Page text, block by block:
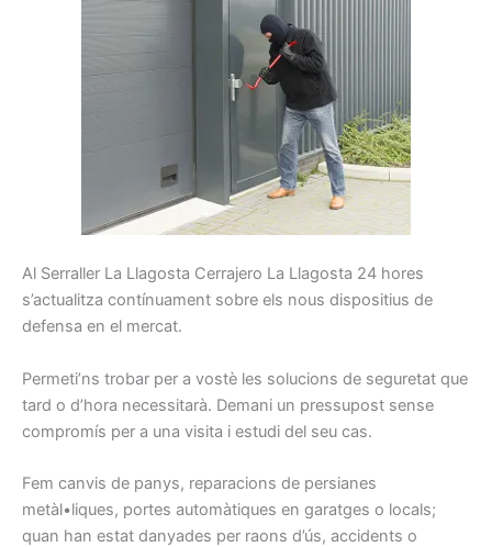
Al Serraller La Llagosta Cerrajero La Llagosta 24 hores
s’actualitza contínuament sobre els nous dispositius de
defensa en el mercat.
Permeti’ns trobar per a vostè les solucions de seguretat que
tard o d’hora necessitarà. Demani un pressupost sense
compromís per a una visita i estudi del seu cas.
Fem canvis de panys, reparacions de persianes
metàl•liques, portes automàtiques en garatges o locals;
quan han estat danyades per raons d’ús, accidents o